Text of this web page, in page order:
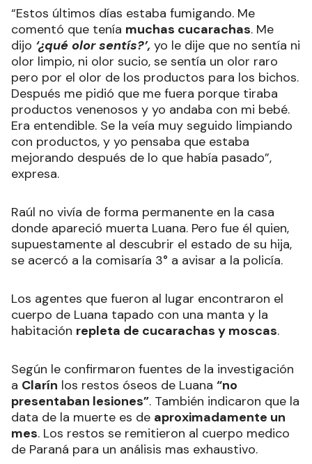
“Estos últimos días estaba fumigando. Me
comentó que tenía muchas cucarachas. Me
dijo ‘¿qué olor sentís?’, yo le dije que no sentía ni
olor limpio, ni olor sucio, se sentía un olor raro
pero por el olor de los productos para los bichos.
Después me pidió que me fuera porque tiraba
productos venenosos y yo andaba con mi bebé.
Era entendible. Se la veía muy seguido limpiando
con productos, y yo pensaba que estaba
mejorando después de lo que había pasado”,
expresa.
Raúl no vivía de forma permanente en la casa
donde apareció muerta Luana. Pero fue él quien,
supuestamente al descubrir el estado de su hija,
se acercó a la comisaría 3° a avisar a la policía.
Los agentes que fueron al lugar encontraron el
cuerpo de Luana tapado con una manta y la
habitación repleta de cucarachas y moscas.
Según le confirmaron fuentes de la investigación
a Clarín los restos óseos de Luana “no
presentaban lesiones”. También indicaron que la
data de la muerte es de aproximadamente un
mes. Los restos se remitieron al cuerpo medico
de Paraná para un análisis mas exhaustivo.